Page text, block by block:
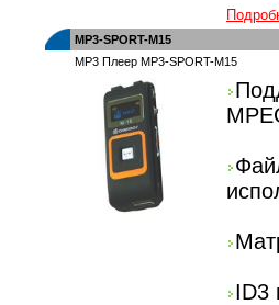
MP3-SPORT-M15
MP3 Плеер MP3-SPORT-M15
ID3